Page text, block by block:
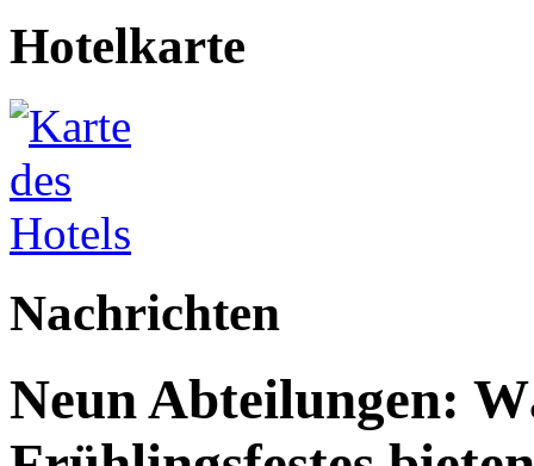
Hotelkarte
Nachrichten
Neun Abteilungen: